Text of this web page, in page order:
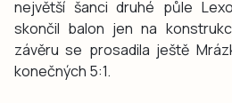
největší šanci druhé půle
skončil balon jen na
závěru se prosadila ještě
konečných 5:1.